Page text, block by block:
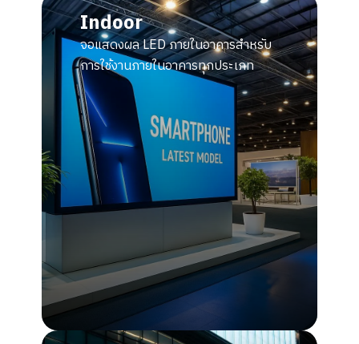
Indoor
จอแสดงผล LED ภายในอาคารสำหรับ
การใช้งานภายในอาคารทุกประเภท